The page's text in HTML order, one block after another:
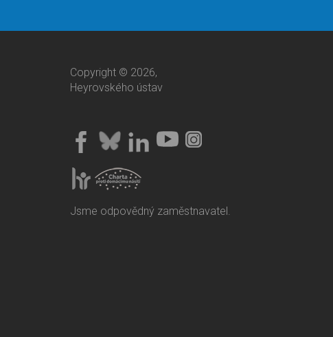
Copyright © 2026,
Heyrovského ústav
Jsme odpovědný zaměstnavatel.